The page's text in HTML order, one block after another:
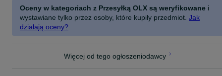
Oceny w kategoriach z Przesyłką OLX są weryfikowane i
wystawiane tylko przez osoby, które kupiły przedmiot. Jak
działają oceny?
Więcej od tego ogłoszeniodawcy